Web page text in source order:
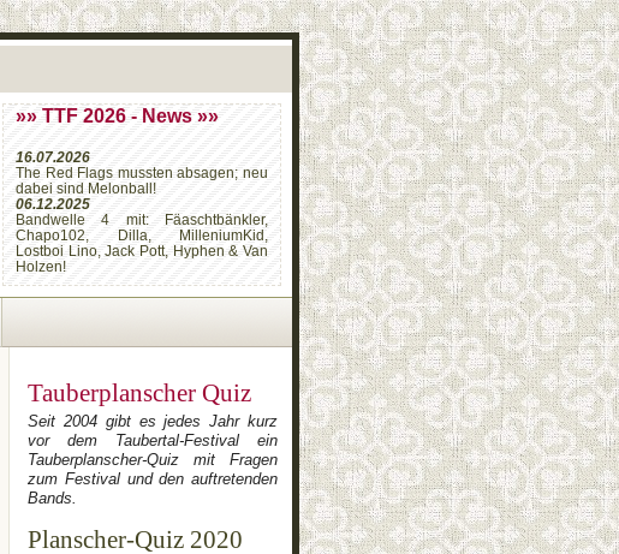
»» TTF 2026 - News »»
16.07.2026
The Red Flags mussten absagen; neu
dabei sind Melonball!
06.12.2025
Bandwelle 4 mit: Fäaschtbänkler,
Chapo102, Dilla, MilleniumKid,
Lostboi Lino, Jack Pott, Hyphen & Van
Holzen!
Tauberplanscher Quiz
Seit 2004 gibt es jedes Jahr kurz
vor dem Taubertal-Festival ein
Tauberplanscher-Quiz mit Fragen
zum Festival und den auftretenden
Bands.
Planscher-Quiz 2020